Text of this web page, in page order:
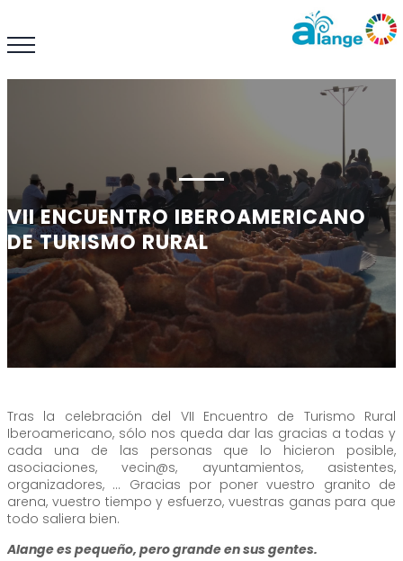
VII ENCUENTRO IBEROAMERICANO
DE TURISMO RURAL
Tras la celebración del VII Encuentro de Turismo Rural
Iberoamericano, sólo nos queda dar las gracias a todas y
cada una de las personas que lo hicieron posible,
asociaciones, vecin@s, ayuntamientos, asistentes,
organizadores, ... Gracias por poner vuestro granito de
arena, vuestro tiempo y esfuerzo, vuestras ganas para que
todo saliera bien.
Alange es pequeño, pero grande en sus gentes.